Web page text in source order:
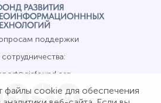
файлы cookie для обеспечения
поддержки
сотрудничества: